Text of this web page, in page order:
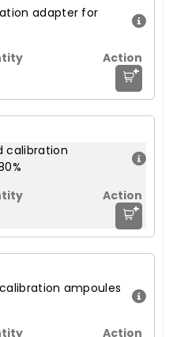
adapter for
+
calibration
+
ampoules